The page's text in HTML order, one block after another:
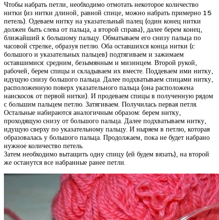
Чтобы набрать петли, необходимо отмотать некоторое количество
нитки (из нитки длиной, равной спице, можно набрать примерно 15
петель). Одеваем нитку на указательный палец (один конец нитки
должен быть слева от пальца, а второй справа), далее берем конец,
ближайший к большому пальцу. Обматываем его снизу пальца по
часовой стрелке, образуя петлю. Оба оставшихся конца нитки (с
большого и указательных пальцев) подтягиваем и зажимаем
оставшимися: средним, безымянным и мизинцем. Второй рукой,
рабочей, берем спицы и складываем их вместе. Поддеваем ими нитку,
идущую снизу большого пальца. Далее подхватываем спицами нитку,
расположенную поверх указательного пальца (она расположена
наискосок от первой нитки). И продеваем спицы в полученную рядом
с большим пальцем петлю. Затягиваем. Получилась первая петля.
Остальные набираются аналогичным образом: берем нитку,
проходящую снизу от большого пальца. Далее подхватываем нитку,
идущую сверху по указательному пальцу. И ныряем в петлю, которая
образовалась у большого пальца. Продолжаем, пока не будет набрано
нужное количество петель.
Затем необходимо вытащить одну спицу (ей будем вязать), на второй
же останутся все набранные ранее петли.